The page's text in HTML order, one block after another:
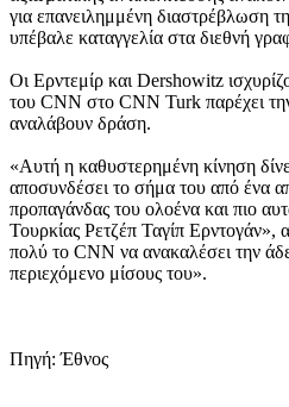
για επανειλημμένη διαστρέβλωση
υπέβαλε καταγγελία στα διεθνή
Οι Ερντεμίρ και Dershowitz
του CNN στο CNN Turk παρέχει
αναλάβουν δράση.
«Αυτή η καθυστερημένη κίνηση
αποσυνδέσει το σήμα του από ένα
προπαγάνδας του ολοένα και πιο
Τουρκίας Ρετζέπ Ταγίπ Ερντογάν»,
πολύ το CNN να ανακαλέσει την
περιεχόμενο μίσους του».
Πηγή: Έθνος